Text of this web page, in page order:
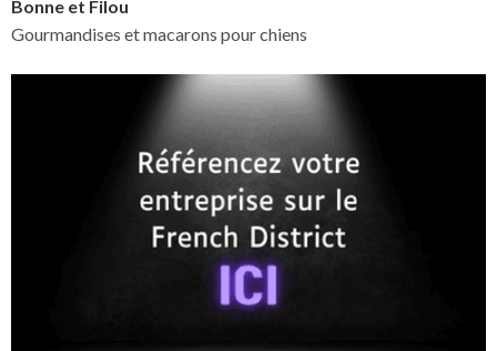
Bonne et Filou
Gourmandises et macarons pour chiens